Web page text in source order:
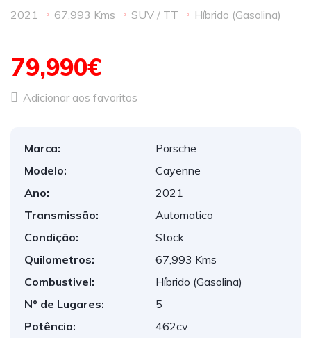
2021 67,993 Kms SUV / TT Híbrido (Gasolina)
79,990€
Adicionar aos favoritos
Marca:
Porsche
Modelo:
Cayenne
Ano:
2021
Transmissão:
Automatico
Condição:
Stock
Quilometros:
67,993 Kms
Combustivel:
Híbrido (Gasolina)
Nº de Lugares:
5
Potência:
462cv